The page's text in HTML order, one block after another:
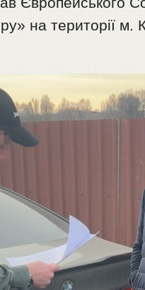
на території м.